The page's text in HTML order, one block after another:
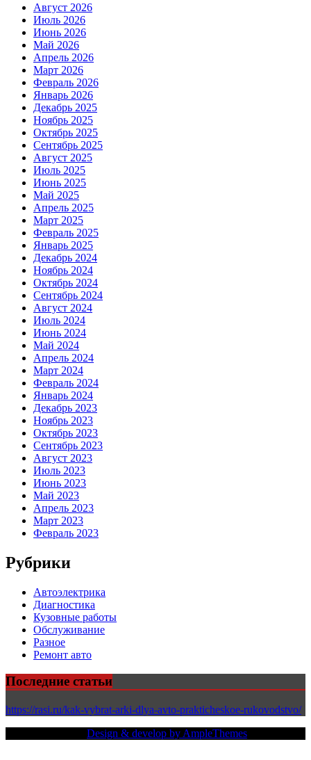
Август 2026
Июль 2026
Июнь 2026
Май 2026
Апрель 2026
Март 2026
Февраль 2026
Январь 2026
Декабрь 2025
Ноябрь 2025
Октябрь 2025
Сентябрь 2025
Август 2025
Июль 2025
Июнь 2025
Май 2025
Апрель 2025
Март 2025
Февраль 2025
Январь 2025
Декабрь 2024
Ноябрь 2024
Октябрь 2024
Сентябрь 2024
Август 2024
Июль 2024
Июнь 2024
Май 2024
Апрель 2024
Март 2024
Февраль 2024
Январь 2024
Декабрь 2023
Ноябрь 2023
Октябрь 2023
Сентябрь 2023
Август 2023
Июль 2023
Июнь 2023
Май 2023
Апрель 2023
Март 2023
Февраль 2023
Рубрики
Автоэлектрика
Диагностика
Кузовные работы
Обслуживание
Разное
Ремонт авто
Последние статьи
https://rasi.ru/kak-vybrat-arki-dlya-avto-prakticheskoe-rukovodstvo/
Design & develop by AmpleThemes